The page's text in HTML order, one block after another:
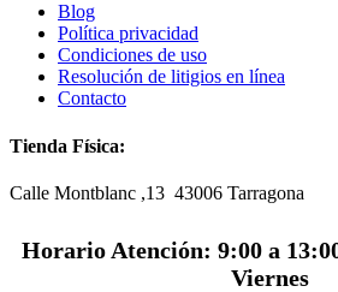
Blog
Política privacidad
Condiciones de uso
Resolución de litigios en línea
Contacto
Tienda Física:
Calle Montblanc ,13 43006 Tarragona
Horario Atención: 9:00 a
Viernes